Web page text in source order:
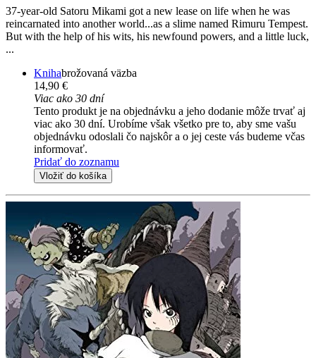
37-year-old Satoru Mikami got a new lease on life when he was
reincarnated into another world...as a slime named Rimuru Tempest.
But with the help of his wits, his newfound powers, and a little luck,
...
Knihabrožovaná väzba
14,90 €
Viac ako 30 dní
Tento produkt je na objednávku a jeho dodanie môže trvať aj
viac ako 30 dní. Urobíme však všetko pre to, aby sme vašu
objednávku odoslali čo najskôr a o jej ceste vás budeme včas
informovať.
Pridať do zoznamu
Vložiť do košíka